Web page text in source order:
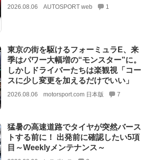
2026.08.06 AUTOSPORT web 1
東京の街を駆けるフォーミュラE、来
季はパワー大幅増の“モンスター”に。
しかしドライバーたちは楽観視「コー
スに少し変更を加えるだけでいい」
2026.08.06 motorsport.com 日本版 7
猛暑の高速道路でタイヤが突然バース
トする前に！ 出発前に確認したい5項
目～Weeklyメンテナンス～